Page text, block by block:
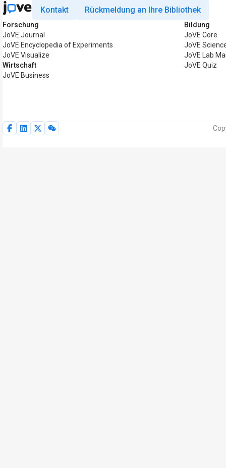
Kontakt Rückmeldung an Ihre Bibliothek
Forschung
JoVE Journal
JoVE Encyclopedia of Experiments
JoVE Visualize
Wirtschaft
JoVE Business
Bildung
JoVE Core
JoVE
JoVE Lab
JoVE Quiz